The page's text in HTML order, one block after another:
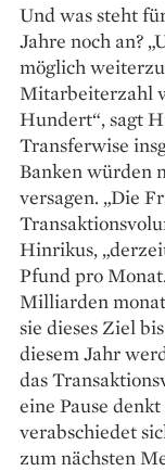
Und was steht
Jahre noch an?
möglich
Mitarbeiterzahl
Hundert“, sagt
Transferwise
Banken würden
versagen. „Die
Hinrikus,
Pfund pro
Milliarden
sie dieses Ziel
diesem Jahr
das
eine ­Pause
verabschiedet
zum nächsten